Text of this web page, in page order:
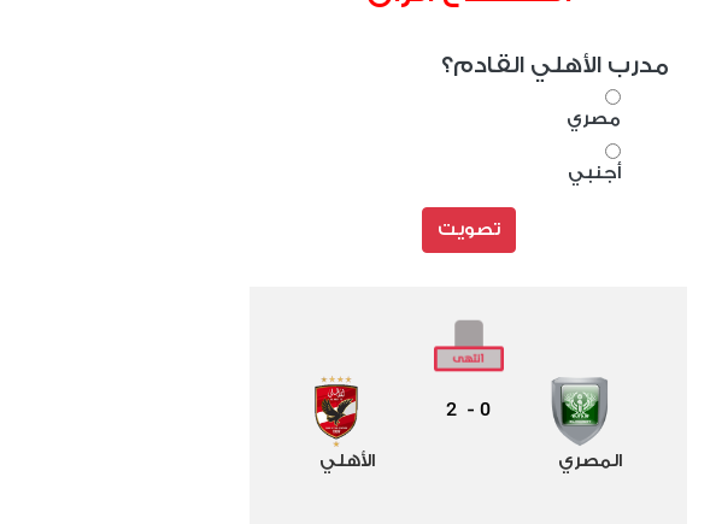
مدرب الأهلي القادم؟
مصري
أجنبي
تصويت
المصري
0
-
2
الأهلي